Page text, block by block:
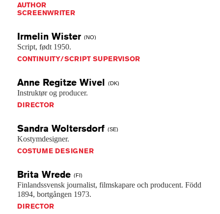
AUTHOR
SCREENWRITER
Irmelin Wister (NO)
Script, født 1950.
CONTINUITY/SCRIPT SUPERVISOR
Anne Regitze Wivel (DK)
Instruktør og producer.
DIRECTOR
Sandra Woltersdorf (SE)
Kostymdesigner.
COSTUME DESIGNER
Brita Wrede (FI)
Finlandssvensk journalist, filmskapare och producent. Född
1894, bortgången 1973.
DIRECTOR